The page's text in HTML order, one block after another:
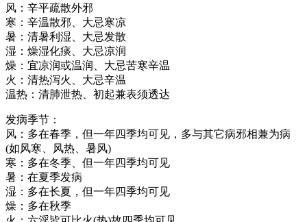
风：辛平疏散外邪
寒：辛温散邪、大忌寒凉
暑：清暑利湿、大忌发散
湿：燥湿化痰、大忌凉润
燥：宜凉润或温润、大忌苦寒辛温
火：清热泻火、大忌辛温
温热：清肺泄热、初起兼表须透达
发病季节：
风：多在春季，但一年四季均可见，多与其它病邪相兼为病
(如风寒、风热、暑风)
寒：多在冬季、但一年四季均可见
暑：在夏季发病
湿：多在长夏，但一年四季均可见
燥：多在秋季